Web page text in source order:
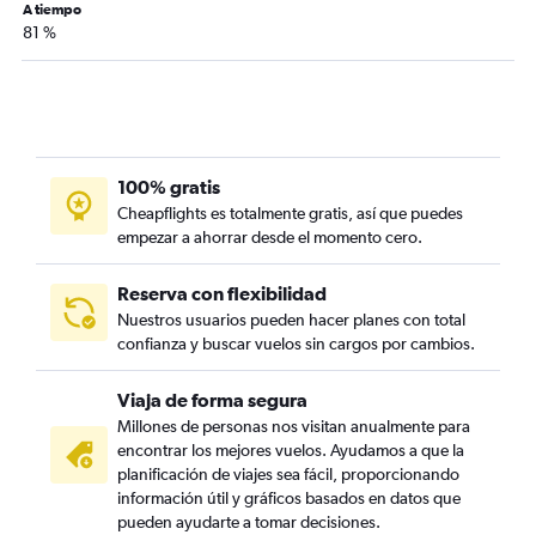
A tiempo
81 %
100% gratis
Cheapflights es totalmente gratis, así que puedes
empezar a ahorrar desde el momento cero.
Reserva con flexibilidad
Nuestros usuarios pueden hacer planes con total
confianza y buscar vuelos sin cargos por cambios.
Viaja de forma segura
Millones de personas nos visitan anualmente para
encontrar los mejores vuelos. Ayudamos a que la
planificación de viajes sea fácil, proporcionando
información útil y gráficos basados en datos que
pueden ayudarte a tomar decisiones.